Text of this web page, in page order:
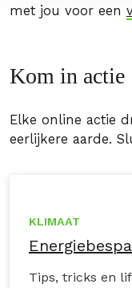
met jou voor een
Kom in actie
Elke online actie
eerlijkere aarde.
KLIMAAT
Tips, tricks en